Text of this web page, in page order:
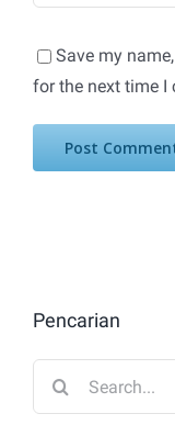
Save my
for the next time I
Pencarian